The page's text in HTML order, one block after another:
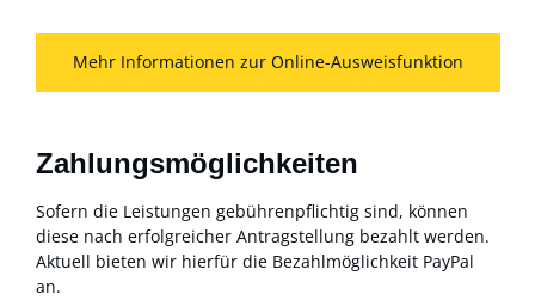
Mehr Informationen zur Online-Ausweisfunktion
Zahlungsmöglichkeiten
Sofern die Leistungen gebührenpflichtig sind, können
diese nach erfolgreicher Antragstellung bezahlt werden.
Aktuell bieten wir hierfür die Bezahlmöglichkeit PayPal
an.